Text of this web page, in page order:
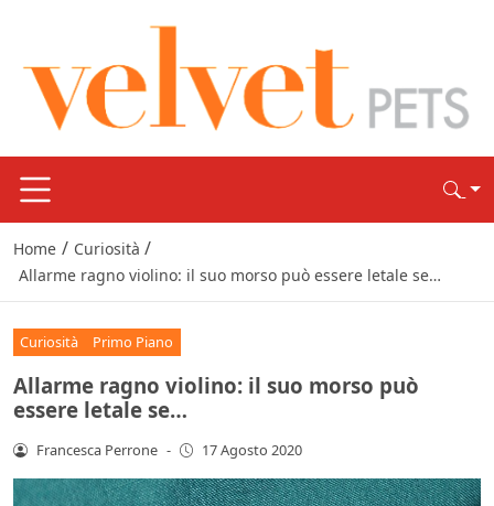
Home / Curiosità /
Allarme ragno violino: il suo morso può essere letale se…
Curiosità Primo Piano
Allarme ragno violino: il suo morso può
essere letale se…
Francesca Perrone - 17 Agosto 2020